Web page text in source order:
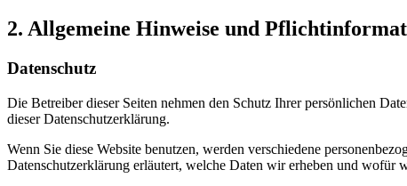
2. Allgemeine Hinweise und
Datenschutz
Die Betreiber dieser Seiten nehmen den Schutz Ihrer persönlichen
dieser Datenschutzerklärung.
Wenn Sie diese Website benutzen, werden verschiedene
Datenschutzerklärung erläutert, welche Daten wir erheben und wofür